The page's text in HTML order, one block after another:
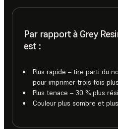
Par rapport à Grey
est :
Plus rapide – tire parti du
pour imprimer trois fois
Plus tenace – 30 % plus
Couleur plus sombre et